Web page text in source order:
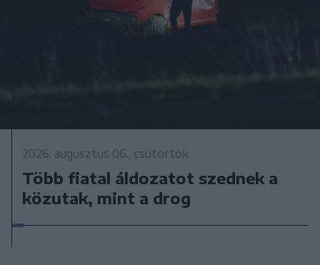
2026. augusztus 06., csütörtök
Több fiatal áldozatot szednek a
közutak, mint a drog